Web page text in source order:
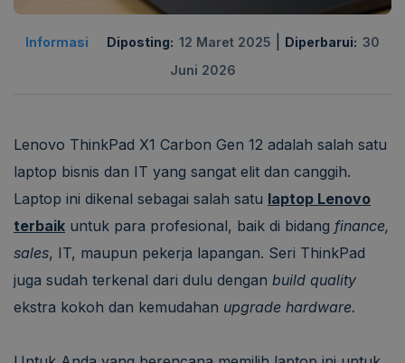
Informasi Diposting: 12 Maret 2025 Diperbarui: 30
Juni 2026
Lenovo ThinkPad X1 Carbon Gen 12 adalah salah satu
laptop bisnis dan IT yang sangat elit dan canggih.
Laptop ini dikenal sebagai salah satu laptop Lenovo
terbaik untuk para profesional, baik di bidang finance,
sales, IT, maupun pekerja lapangan. Seri ThinkPad
juga sudah terkenal dari dulu dengan build quality
ekstra kokoh dan kemudahan upgrade hardware.